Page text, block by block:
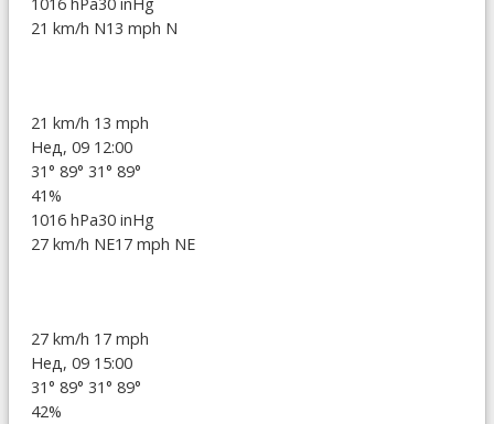
1016 hPa30 inHg
21 km/h N13 mph N
21 km/h 13 mph
Нед, 09 12:00
31° 89° 31° 89°
41%
1016 hPa30 inHg
27 km/h NE17 mph NE
27 km/h 17 mph
Нед, 09 15:00
31° 89° 31° 89°
42%